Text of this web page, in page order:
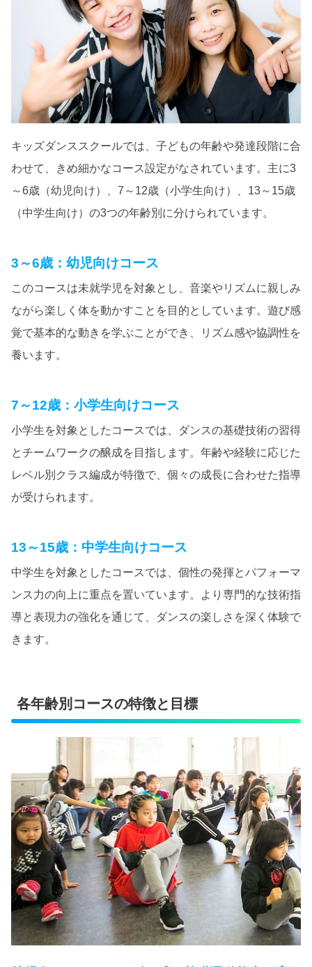
キッズダンススクールでは、子どもの年齢や発達段階に合
わせて、きめ細かなコース設定がなされています。主に3
～6歳（幼児向け）、7～12歳（小学生向け）、13～15歳
（中学生向け）の3つの年齢別に分けられています。
3～6歳：幼児向けコース
このコースは未就学児を対象とし、音楽やリズムに親しみ
ながら楽しく体を動かすことを目的としています。遊び感
覚で基本的な動きを学ぶことができ、リズム感や協調性を
養います。
7～12歳：小学生向けコース
小学生を対象としたコースでは、ダンスの基礎技術の習得
とチームワークの醸成を目指します。年齢や経験に応じた
レベル別クラス編成が特徴で、個々の成長に合わせた指導
が受けられます。
13～15歳：中学生向けコース
中学生を対象としたコースでは、個性の発揮とパフォーマ
ンス力の向上に重点を置いています。より専門的な技術指
導と表現力の強化を通じて、ダンスの楽しさを深く体験で
きます。
各年齢別コースの特徴と目標